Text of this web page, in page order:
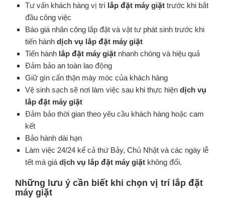
Tư vấn khách hàng vị trí lắp đặt máy giặt trước khi bắt
đầu công việc
Báo giá nhân công lắp đặt và vật tư phát sinh trước khi
tiến hành dịch vụ lắp đặt máy giặt
Tiến hành lắp đặt máy giặt nhanh chóng và hiệu quả
Đảm bảo an toàn lao động
Giữ gìn cẩn thận máy móc của khách hàng
Vệ sinh sạch sẽ nơi làm việc sau khi thực hiện dịch vụ
lắp đặt máy giặt
Đảm bảo thời gian theo yêu cầu khách hàng hoặc cam
kết
Bảo hành dài hạn
Làm việc 24/24 kể cả thứ Bảy, Chủ Nhật và các ngày lễ
tết mà giá dịch vụ lắp đặt máy giặt không đổi.
Những lưu ý cần biết khi chọn vị trí lắp đặt
máy giặt